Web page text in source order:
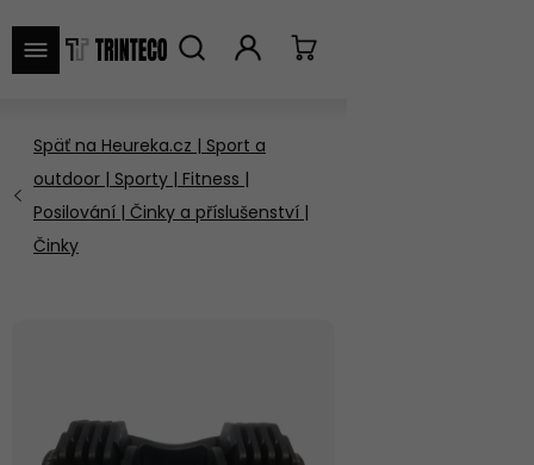
VYHĽADAŤ